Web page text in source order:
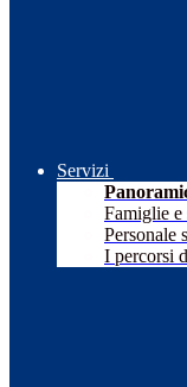
Servizi
Famiglie e
Personale
I percorsi